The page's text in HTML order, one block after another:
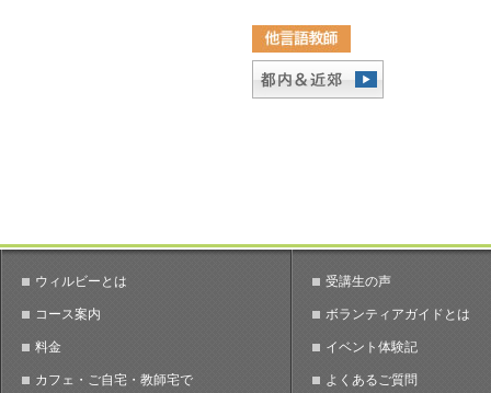
ウィルビーとは
コース案内
料金
カフェ・ご自宅・教師宅で
受講生の声
ボランティアガイドとは
イベント体験記
よくあるご質問